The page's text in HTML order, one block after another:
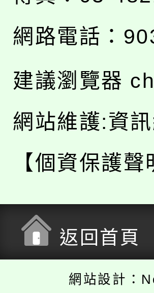
網路電話：
建議瀏覽器
網站維護:資訊
【個資保護聲
返回首頁
網站設計：